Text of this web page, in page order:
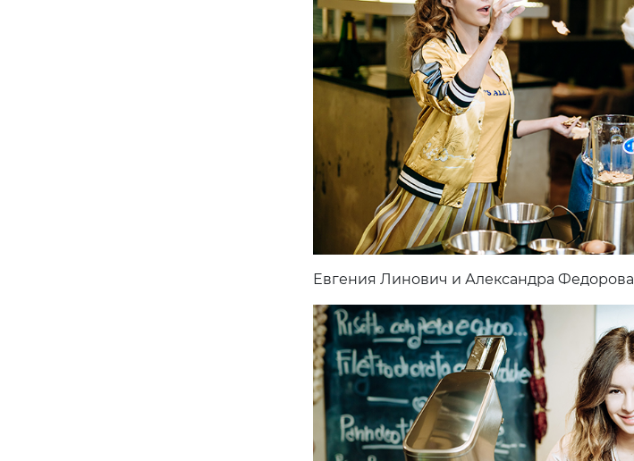
Евгения Линович и Александра Федорова